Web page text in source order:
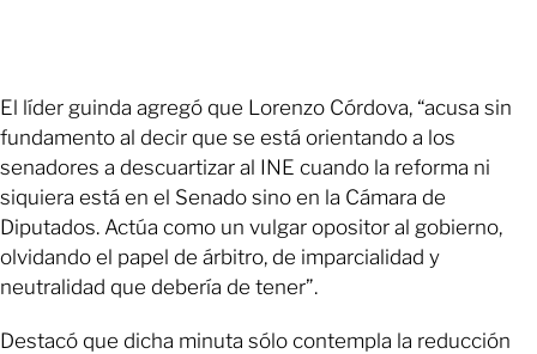
El líder guinda agregó que Lorenzo Córdova, “acusa sin
fundamento al decir que se está orientando a los
senadores a descuartizar al INE cuando la reforma ni
siquiera está en el Senado sino en la Cámara de
Diputados. Actúa como un vulgar opositor al gobierno,
olvidando el papel de árbitro, de imparcialidad y
neutralidad que debería de tener”.
Destacó que dicha minuta sólo contempla la reducción